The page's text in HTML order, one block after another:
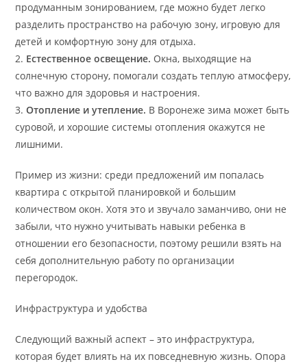
продуманным зонированием, где можно будет легко
разделить пространство на рабочую зону, игровую для
детей и комфортную зону для отдыха.
2. Естественное освещение. Окна, выходящие на
солнечную сторону, помогали создать теплую атмосферу,
что важно для здоровья и настроения.
3.Отопление и утепление. В Воронеже зима может быть
суровой, и хорошие системы отопления окажутся не
лишними.
Пример из жизни: среди предложений им попалась
квартира с открытой планировкой и большим
количеством окон. Хотя это и звучало заманчиво, они не
забыли, что нужно учитывать навыки ребенка в
отношении его безопасности, поэтому решили взять на
себя дополнительную работу по организации
перегородок.
Инфраструктура и удобства
Следующий важный аспект – это инфраструктура,
которая будет влиять на их повседневную жизнь. Опора